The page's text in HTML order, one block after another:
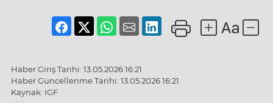
Haber Giriş Tarihi: 13.05.2026 16:21
Haber Güncellenme Tarihi: 13.05.2026 16:21
Kaynak: IGF